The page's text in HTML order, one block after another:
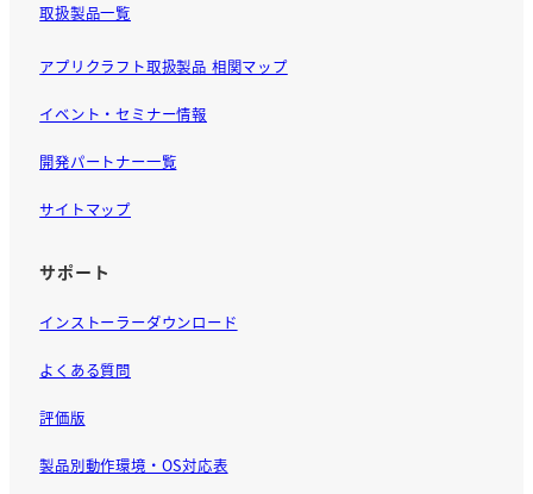
取扱製品一覧
アプリクラフト取扱製品 相関マップ
イベント・セミナー情報
開発パートナー一覧
サイトマップ
サポート
インストーラーダウンロード
よくある質問
評価版
製品別動作環境・OS対応表